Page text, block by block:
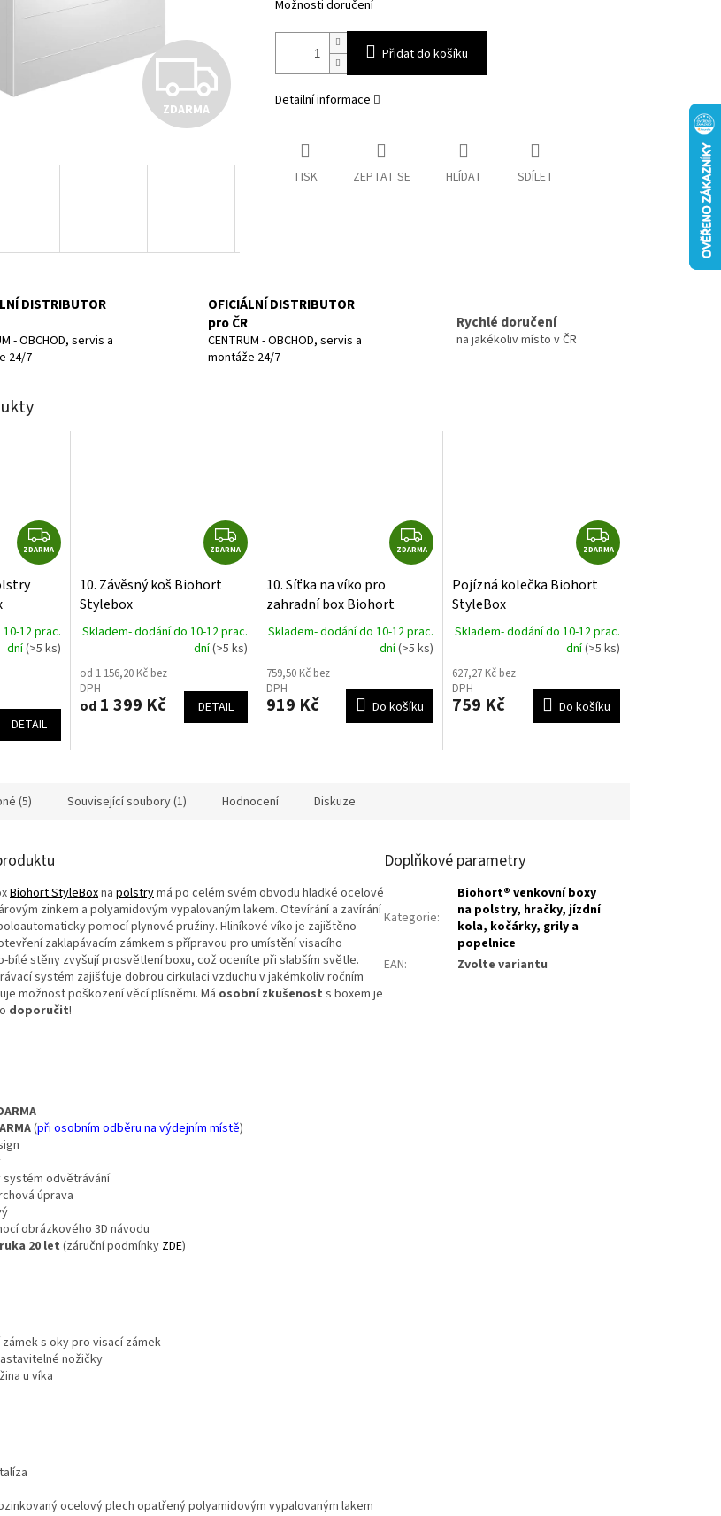
Z
D
R
M
ZDARMA
Možnosti doručení
Přidat do košíku
Detailní informace
TISK ZEPTAT SE HLÍDAT SDÍLET
DISTRIBUTOR
- OBCHOD, servis a
24/7
OFICIÁLNÍ DISTRIBUTOR
pro ČR
CENTRUM - OBCHOD, servis a
montáže 24/7
Rychlé doručení
na jakékoliv místo v ČR
Z
D
A
ZDARMA
šedý12 prac.
dní(>5 ks)
DETAIL
Z
D
A
ZDARMA
10. Závěsný koš Biohort
Stylebox
Skladem- dodání do 10-12 prac.
dní(>5 ks)
od 1 156,20 Kč bez
DPH
od1 399 Kč DETAIL
Z
D
A
ZDARMA
10. Síťka na víko pro
zahradní box Biohort
Skladem- dodání do 10-12 prac.
dní(>5 ks)
759,50 Kč bez
DPH
919 Kč Do košíku
Z
D
A
ZDARMA
Pojízná kolečka Biohort
StyleBox
Skladem- dodání do 10-12 prac.
dní(>5 ks)
627,27 Kč bez
DPH
759 Kč Do košíku
(5) Související soubory (1) Hodnocení Diskuze
Biohort StyleBoxna polstrymá po celém svém obvodu hladké ocelové
zinkem a polyamidovým vypalovaným lakem. Otevírání a zavírání
pomocí plynové pružiny. Hliníkové víko je zajištěno
zaklapávacím zámkem s přípravou pro umístění visacího
bílé stěny zvyšují prosvětlení boxu, což oceníte při slabším světle.
systém zajišťuje dobrou cirkulaci vzduchu v jakémkoliv ročním
možnost poškození věcí plísněmi. Má osobní zkušenost s boxem je
doporučit!
(při osobním odběru na výdejním místě)
systém odvětrávání
úprava
obrázkového 3D návodu
20 let(záruční podmínky ZDE)
s oky pro visací zámek
nožičky
u víka
ocelový plech opatřený polyamidovým vypalovaným lakem
Doplňkové parametry
Kategorie:
Biohort® venkovní boxy
na polstry, hračky, jízdní
kola, kočárky, grily a
popelnice
EAN: Zvolte variantu